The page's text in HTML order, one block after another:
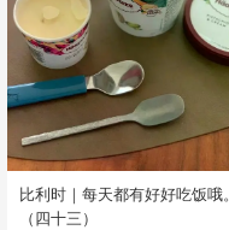
比利时｜每天都有好好吃饭哦。
（四十三）